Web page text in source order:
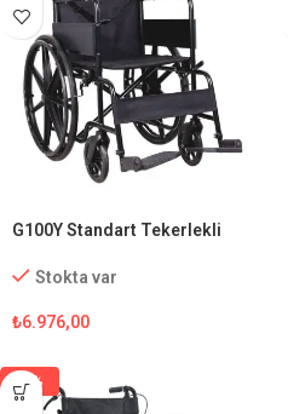
G100Y Standart Tekerlekli
Stokta var
₺6.976,00
-7%